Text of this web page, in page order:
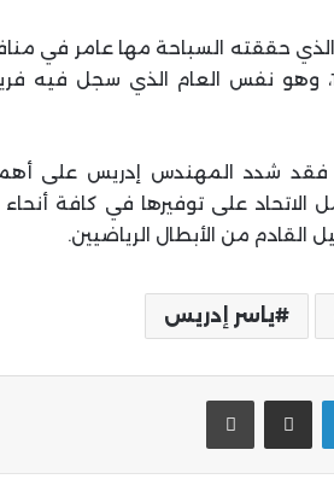
الذي حققته السباحة مها عامر في
تشهده مصر منذ عام 1922، وهو نفس العام الذي
فقد شدد المهندس إدريس على
الاتحاد على توفيرها في كافة
القادم من الأبطال الرياضيين.
ياسر إدريس
لينكدإن مشاركة عبر البريد طباعة